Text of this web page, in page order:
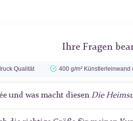
Ihre Fragen
Qualität 400 g/m²
und was macht diesen Die